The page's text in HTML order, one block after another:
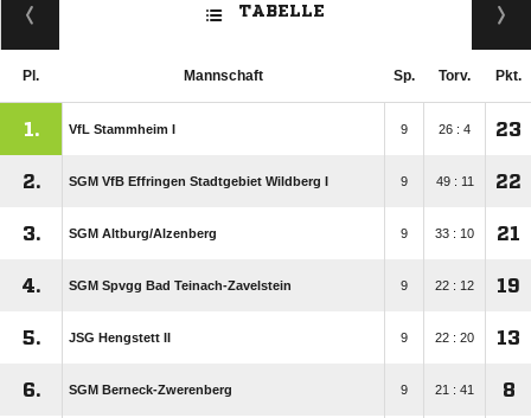
TABELLE
Pl. Mannschaft Sp. Torv. Pkt.
1. VfL Stammheim I 9 26 : 4 23
2. SGM VfB Effringen Stadtgebiet Wildberg I 9 49 : 11 22
3. SGM Altburg/​Alzenberg 9 33 : 10 21
4. SGM Spvgg Bad Teinach-Zavelstein 9 22 : 12 19
5. JSG Hengstett II 9 22 : 20 13
6. SGM Berneck-Zwerenberg 9 21 : 41 8